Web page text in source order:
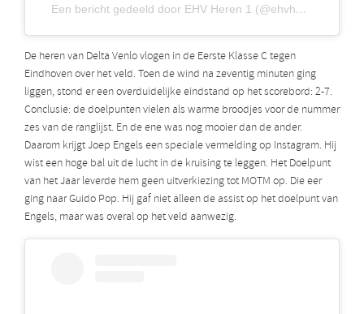
Een bericht gedeeld door EHV Heren 1 (@ehvheren1)
De heren van Delta Venlo vlogen in de Eerste Klasse C tegen
Eindhoven over het veld. Toen de wind na zeventig minuten ging
liggen, stond er een overduidelijke eindstand op het scorebord: 2-7.
Conclusie: de doelpunten vielen als warme broodjes voor de nummer
zes van de ranglijst. En de ene was nog mooier dan de ander.
Daarom krijgt Joep Engels een speciale vermelding op Instagram. Hij
wist een hoge bal uit de lucht in de kruising te leggen. Het Doelpunt
van het Jaar leverde hem geen uitverkiezing tot MOTM op. Die eer
ging naar Guido Pop. Hij gaf niet alleen de assist op het doelpunt van
Engels, maar was overal op het veld aanwezig.